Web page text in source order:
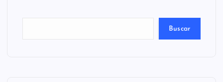
Buscar